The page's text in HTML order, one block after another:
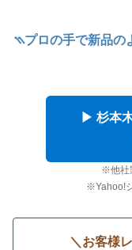
⳹プロの手で新品の
▶ 杉本
※他社
※Yahoo!
＼お客様